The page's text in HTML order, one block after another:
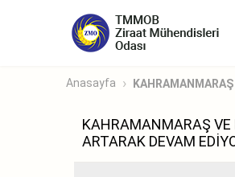
Anasayfa
KAHRAMANMARAŞ VE
ARTARAK DEVAM